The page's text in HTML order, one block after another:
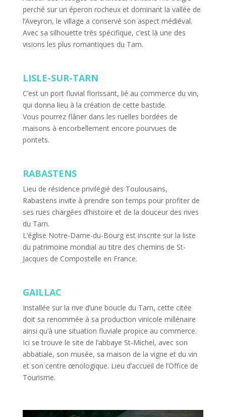
perché sur un éperon rocheux et dominant la vallée de
l’Aveyron, le village a conservé son aspect médiéval.
Avec sa silhouette très spécifique, c’est là une des
visions les plus romantiques du Tarn.
LISLE-SUR-TARN
C’est un port fluvial florissant, lié au commerce du vin,
qui donna lieu à la création de cette bastide.
Vous pourrez flâner dans les ruelles bordées de
maisons à encorbellement encore pourvues de
pontets.
RABASTENS
Lieu de résidence privilégié des Toulousains,
Rabastens invite à prendre son temps pour profiter de
ses rues chargées d’histoire et de la douceur des rives
du Tarn.
L’église Notre-Dame-du-Bourg est inscrite sur la liste
du patrimoine mondial au titre des chemins de St-
Jacques de Compostelle en France.
GAILLAC
Installée sur la rive d’une boucle du Tarn, cette citée
doit sa renommée à sa production vinicole millénaire
ainsi qu’à une situation fluviale propice au commerce.
Ici se trouve le site de l’abbaye St-Michel, avec son
abbatiale, son musée, sa maison de la vigne et du vin
et son centre œnologique. Lieu d’accueil de l’Office de
Tourisme.